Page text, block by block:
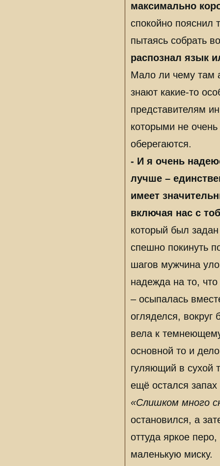
максимально
спокойно пояснил
пытаясь собрать
распознал язык
Мало ли чему там
знают какие-то
представителям
которыми не
оберегаются.
- И я очень
лучше –
имеет
включая нас с
который был
спешно покинуть
шагов мужчина
надежда на то,
– осыпалась
огляделся,
вела к
основной то и
гуляющий в сухой
ещё остался запах
«Слишком много
остановился, а
оттуда яркое
маленькую миску.